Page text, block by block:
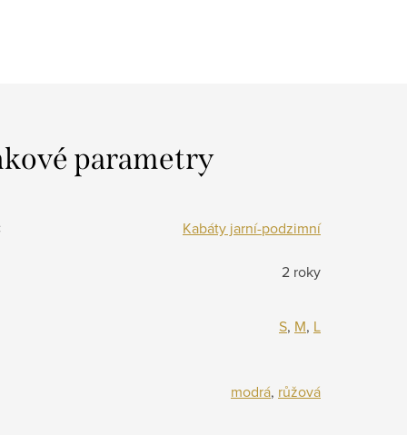
parametry
Kabáty jarní-podzimní
2 roky
S, M, L
modrá, růžová